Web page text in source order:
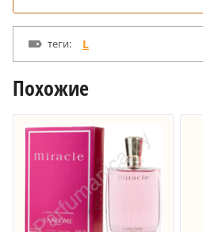
теги: L
Похожие